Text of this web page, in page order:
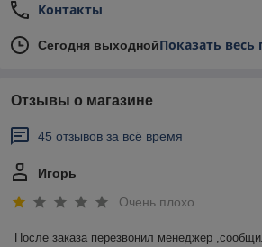
Контакты
Сегодня выходнойПоказать
Отзывы о магазине
45 отзывов за всё время
Игорь
Очень плохо
После заказа перезвонил менеджер